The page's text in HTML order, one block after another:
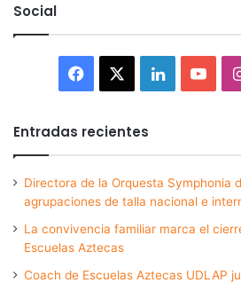
Social
Facebook LinkedIn
Entradas recientes
Directora de la Orquesta Symphonia
agrupaciones de talla nacional e
La convivencia familiar marca el
Escuelas Aztecas
Coach de Escuelas Aztecas UDLAP